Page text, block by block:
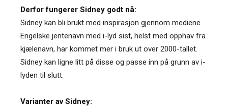
Derfor fungerer Sidney godt nå:
Sidney kan bli brukt med inspirasjon gjennom mediene.
Engelske jentenavn med i-lyd sist, helst med opphav fra
kjælenavn, har kommet mer i bruk ut over 2000-tallet.
Sidney kan ligne litt på disse og passe inn på grunn av i-
lyden til slutt.
Varianter av Sidney: